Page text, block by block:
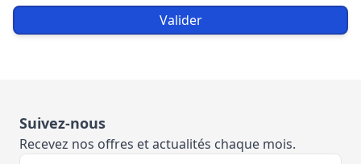
Valider
Suivez-nous
Recevez nos offres et actualités chaque mois.